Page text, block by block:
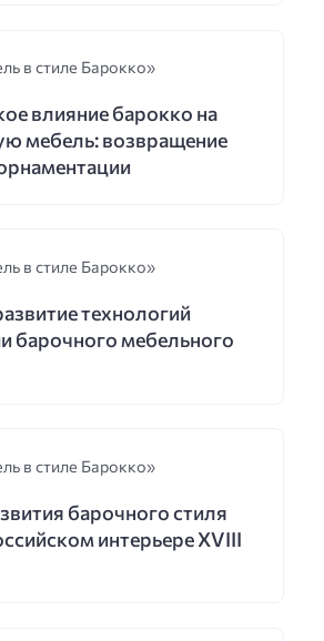
в стиле Барокко»
влияние барокко на
мебель: возвращение
в стиле Барокко»
технологий
барочного мебельного
в стиле Барокко»
барочного стиля
интерьере XVIII